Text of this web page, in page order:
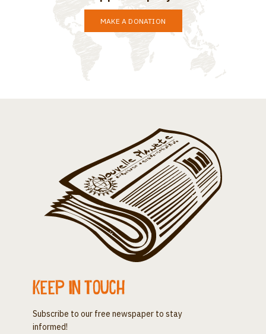
MAKE A DONATION
Keep in touch
Subscribe to our free newspaper to stay
informed!